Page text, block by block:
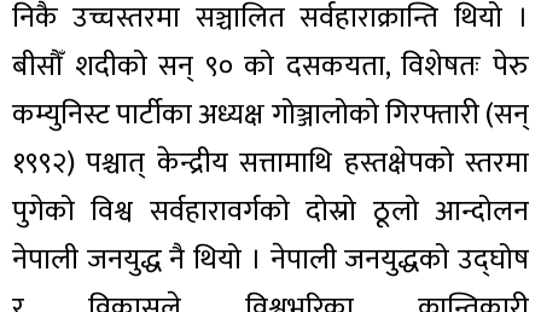
निकै उच्चस्तरमा सञ्चालित सर्वहाराक्रान्ति थियो ।
बीसौँ शदीको सन् ९० को दसकयता, विशेषतः पेरु
कम्युनिस्ट पार्टीका अध्यक्ष गोञ्जालोको गिरफ्तारी (सन्
१९९२) पश्चात् केन्द्रीय सत्तामाथि हस्तक्षेपको स्तरमा
पुगेको विश्व सर्वहारावर्गको दोस्रो ठूलो आन्दोलन
नेपाली जनयुद्ध नै थियो । नेपाली जनयुद्धको उद्घोष